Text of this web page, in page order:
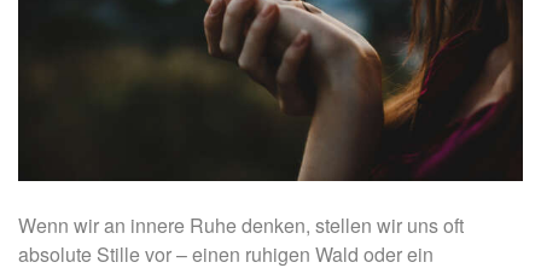
Wenn wir an innere Ruhe denken, stellen wir uns oft
absolute Stille vor – einen ruhigen Wald oder ein